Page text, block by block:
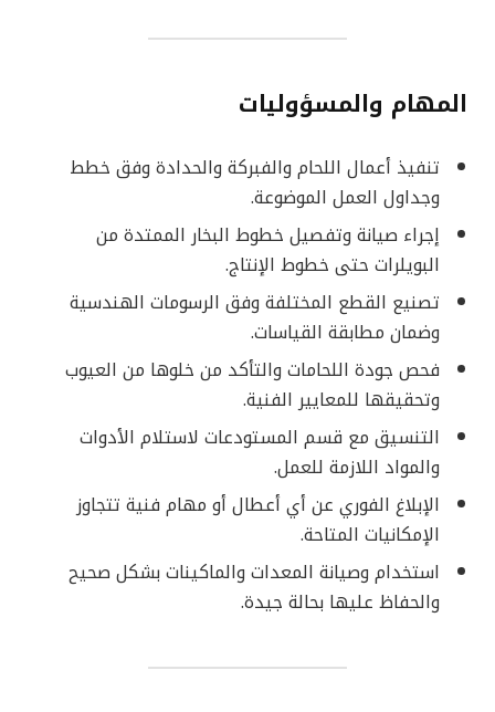
المهام والمسؤوليات
تنفيذ أعمال اللحام والفبركة والحدادة وفق خطط
وجداول العمل الموضوعة.
إجراء صيانة وتفصيل خطوط البخار الممتدة من
البويلرات حتى خطوط الإنتاج.
تصنيع القطع المختلفة وفق الرسومات الهندسية
وضمان مطابقة القياسات.
فحص جودة اللحامات والتأكد من خلوها من العيوب
وتحقيقها للمعايير الفنية.
التنسيق مع قسم المستودعات لاستلام الأدوات
والمواد اللازمة للعمل.
الإبلاغ الفوري عن أي أعطال أو مهام فنية تتجاوز
الإمكانيات المتاحة.
استخدام وصيانة المعدات والماكينات بشكل صحيح
والحفاظ عليها بحالة جيدة.